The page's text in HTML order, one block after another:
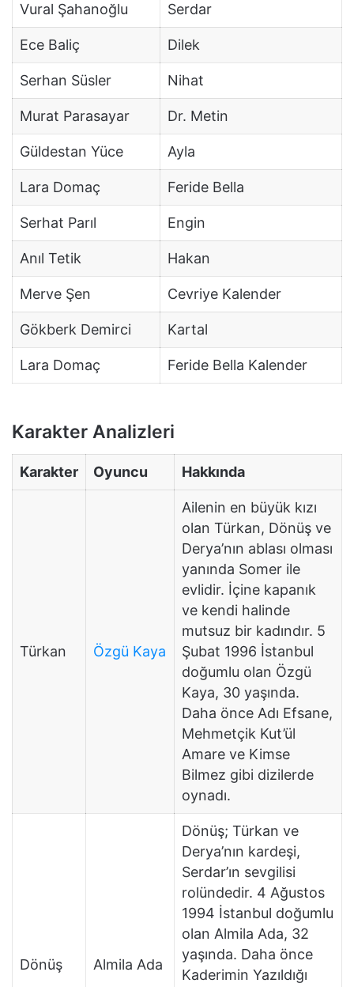
Vural Şahanoğlu Serdar
Ece Baliç Dilek
Serhan Süsler Nihat
Murat Parasayar Dr. Metin
Güldestan Yüce Ayla
Lara Domaç Feride Bella
Serhat Parıl Engin
Anıl Tetik Hakan
Merve Şen Cevriye Kalender
Gökberk Demirci Kartal
Lara Domaç Feride Bella Kalender
Karakter Analizleri
Karakter Oyuncu Hakkında
Türkan Özgü Kaya
Ailenin en büyük kızı
olan Türkan, Dönüş ve
Derya’nın ablası olması
yanında Somer ile
evlidir. İçine kapanık
ve kendi halinde
mutsuz bir kadındır. 5
Şubat 1996 İstanbul
doğumlu olan Özgü
Kaya, 30 yaşında.
Daha önce Adı Efsane,
Mehmetçik Kut’ül
Amare ve Kimse
Bilmez gibi dizilerde
oynadı.
Dönüş Almila Ada
Dönüş; Türkan ve
Derya’nın kardeşi,
Serdar’ın sevgilisi
rolündedir. 4 Ağustos
1994 İstanbul doğumlu
olan Almila Ada, 32
yaşında. Daha önce
Kaderimin Yazıldığı